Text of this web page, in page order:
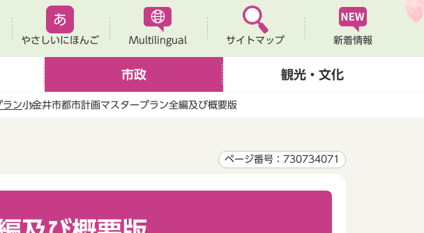
やさしいにほんご Multilingual サイトマップ 新着情報
市政 観光・文化
ラン小金井市都市計画マスタープラン全編及び概要版
ページ番号：730734071